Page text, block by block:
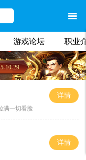
游戏论坛 职业
10-29
满一切看脸
详情
详情